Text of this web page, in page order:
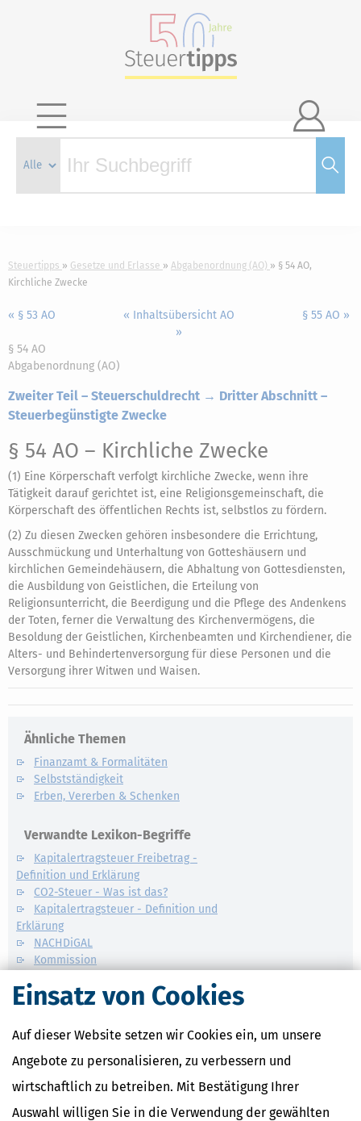
Einsatz von Cookies
Auf dieser Website setzen wir Cookies ein, um unsere
Angebote zu personalisieren, zu verbessern und
wirtschaftlich zu betreiben. Mit Bestätigung Ihrer
Auswahl willigen Sie in die Verwendung der gewählten

Steuertipps Gesetze und Erlasse Abgabenordnung (AO)
§ 54 AO,
Kirchliche Zwecke
« § 53 AO
« Inhaltsübersicht AO
»
§ 55 AO »
§ 54 AO
Abgabenordnung (AO)
Zweiter Teil – Steuerschuldrecht → Dritter Abschnitt –
Steuerbegünstigte Zwecke
§ 54 AO – Kirchliche Zwecke
(1) Eine Körperschaft verfolgt kirchliche Zwecke, wenn ihre
Tätigkeit darauf gerichtet ist, eine Religionsgemeinschaft, die
Körperschaft des öffentlichen Rechts ist, selbstlos zu fördern.
(2) Zu diesen Zwecken gehören insbesondere die Errichtung,
Ausschmückung und Unterhaltung von Gotteshäusern und
kirchlichen Gemeindehäusern, die Abhaltung von Gottesdiensten,
die Ausbildung von Geistlichen, die Erteilung von
Religionsunterricht, die Beerdigung und die Pflege des Andenkens
der Toten, ferner die Verwaltung des Kirchenvermögens, die
Besoldung der Geistlichen, Kirchenbeamten und Kirchendiener, die
Alters- und Behindertenversorgung für diese Personen und die
Versorgung ihrer Witwen und Waisen.
Ähnliche Themen
Finanzamt & Formalitäten
Selbstständigkeit
Erben, Vererben & Schenken
Verwandte Lexikon-Begriffe
Kapitalertragsteuer Freibetrag -
Definition und Erklärung
CO2-Steuer - Was ist das?
Kapitalertragsteuer - Definition und
Erklärung
NACHDiGAL
Kommission